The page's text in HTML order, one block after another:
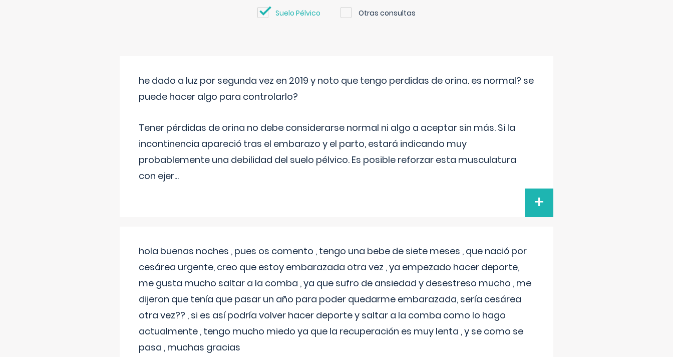
Suelo Pélvico Otras consultas
he dado a luz por segunda vez en 2019 y noto que tengo perdidas de orina. es normal? se
puede hacer algo para controlarlo?
Tener pérdidas de orina no debe considerarse normal ni algo a aceptar sin más. Si la
incontinencia apareció tras el embarazo y el parto, estará indicando muy
probablemente una debilidad del suelo pélvico. Es posible reforzar esta musculatura
con ejer...
+
hola buenas noches , pues os comento , tengo una bebe de siete meses , que nació por
cesárea urgente, creo que estoy embarazada otra vez , ya empezado hacer deporte,
me gusta mucho saltar a la comba , ya que sufro de ansiedad y desestreso mucho , me
dijeron que tenía que pasar un año para poder quedarme embarazada, sería cesárea
otra vez?? , si es así podría volver hacer deporte y saltar a la comba como lo hago
actualmente , tengo mucho miedo ya que la recuperación es muy lenta , y se como se
pasa , muchas gracias